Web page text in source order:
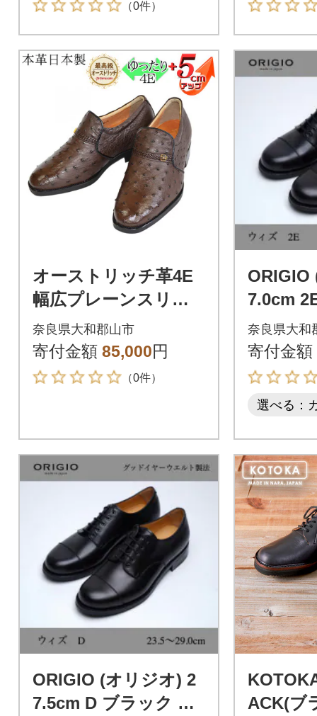
（0件）
オーストリッチ革4E
幅広プレーンスリッ
ポン 5cmアップシュ
ーズ No.65 ブラウン
23.5cm
奈良県大和郡山市
寄付金額 85,000円
（0件）
ORIGIO
7.0cm
革 レザ
士靴
奈良県大和
寄付金額
選べる：
ORIGIO (オリジオ) 2
7.5cm D ブラック 牛
ACK(ブ